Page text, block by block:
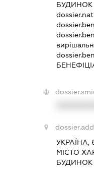
БУДИНОК
УКРАЇНА,
МІСТО
БУДИНОК